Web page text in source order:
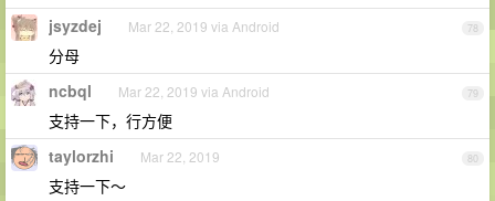
78
jsyzdej Mar 22, 2019 via Android
分母
79
ncbql Mar 22, 2019 via Android
支持一下，行方便
80
taylorzhi Mar 22, 2019
支持一下～